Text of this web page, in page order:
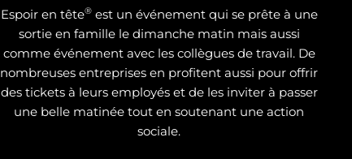
Espoir en tête®est un événement qui se prête à une
sortie en famille le dimanche matin mais aussi
comme événement avec les collègues de travail. De
nombreuses entreprises en profitent aussi pour offrir
des tickets à leurs employés et de les inviter à passer
une belle matinée tout en soutenant une action
sociale.